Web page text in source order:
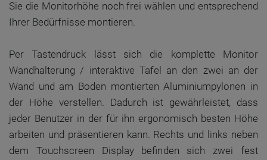
Sie die Monitorhöhe noch frei wählen und entsprechend
Ihrer Bedürfnisse montieren.
Per Tastendruck lässt sich die komplette Monitor
Wandhalterung / interaktive Tafel an den zwei an der
Wand und am Boden montierten Aluminiumpylonen in
der Höhe verstellen. Dadurch ist gewährleistet, dass
jeder Benutzer in der für ihn ergonomisch besten Höhe
arbeiten und präsentieren kann. Rechts und links neben
dem Touchscreen Display befinden sich zwei fest